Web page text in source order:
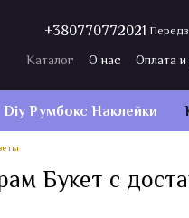
+380770772021
Каталог О нас Оплата
Diy Румбокс Наклейки
Букет с